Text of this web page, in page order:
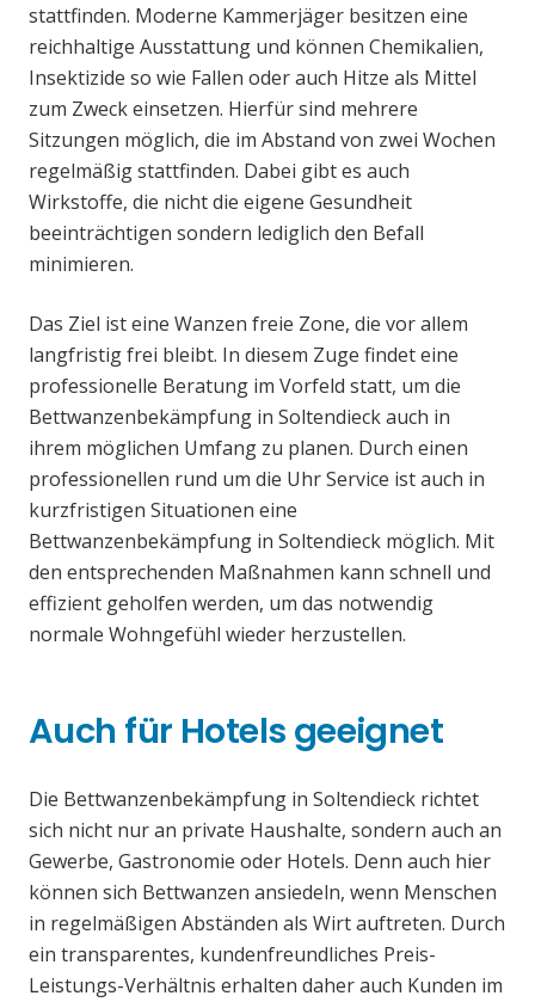
stattfinden. Moderne Kammerjäger besitzen eine
reichhaltige Ausstattung und können Chemikalien,
Insektizide so wie Fallen oder auch Hitze als Mittel
zum Zweck einsetzen. Hierfür sind mehrere
Sitzungen möglich, die im Abstand von zwei Wochen
regelmäßig stattfinden. Dabei gibt es auch
Wirkstoffe, die nicht die eigene Gesundheit
beeinträchtigen sondern lediglich den Befall
minimieren.
Das Ziel ist eine Wanzen freie Zone, die vor allem
langfristig frei bleibt. In diesem Zuge findet eine
professionelle Beratung im Vorfeld statt, um die
Bettwanzenbekämpfung in Soltendieck auch in
ihrem möglichen Umfang zu planen. Durch einen
professionellen rund um die Uhr Service ist auch in
kurzfristigen Situationen eine
Bettwanzenbekämpfung in Soltendieck möglich. Mit
den entsprechenden Maßnahmen kann schnell und
effizient geholfen werden, um das notwendig
normale Wohngefühl wieder herzustellen.
Auch für Hotels geeignet
Die Bettwanzenbekämpfung in Soltendieck richtet
sich nicht nur an private Haushalte, sondern auch an
Gewerbe, Gastronomie oder Hotels. Denn auch hier
können sich Bettwanzen ansiedeln, wenn Menschen
in regelmäßigen Abständen als Wirt auftreten. Durch
ein transparentes, kundenfreundliches Preis-
Leistungs-Verhältnis erhalten daher auch Kunden im